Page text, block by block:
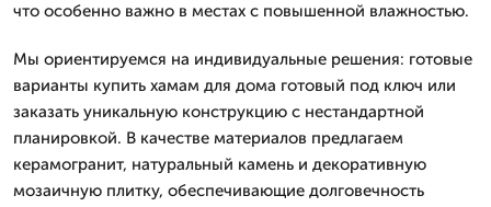
что особенно важно в местах с повышенной влажностью.
Мы ориентируемся на индивидуальные решения: готовые
варианты купить хамам для дома готовый под ключ или
заказать уникальную конструкцию с нестандартной
планировкой. В качестве материалов предлагаем
керамогранит, натуральный камень и декоративную
мозаичную плитку, обеспечивающие долговечность